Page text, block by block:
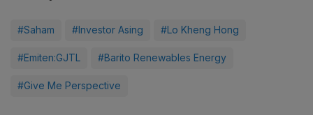
#Saham #Investor Asing #Lo Kheng Hong
#Emiten:GJTL #Barito Renewables Energy
#Give Me Perspective